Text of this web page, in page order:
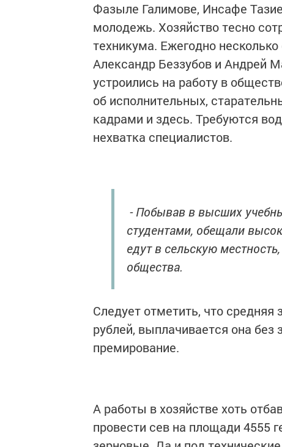
Фазыле Галимове, Инсафе
молодежь. Хозяйство тесно
техникума. Ежегодно
Александр Беззубов и Андрей
устроились на работу в
об исполнительных,
кадрами и здесь. Требуются
нехватка специалистов.
- Побывав в высших
студентами, обещали
едут в сельскую
общества.
Следует отметить, что
рублей, выплачивается она
премирование.
А работы в хозяйстве хоть
провести сев на площади 4555